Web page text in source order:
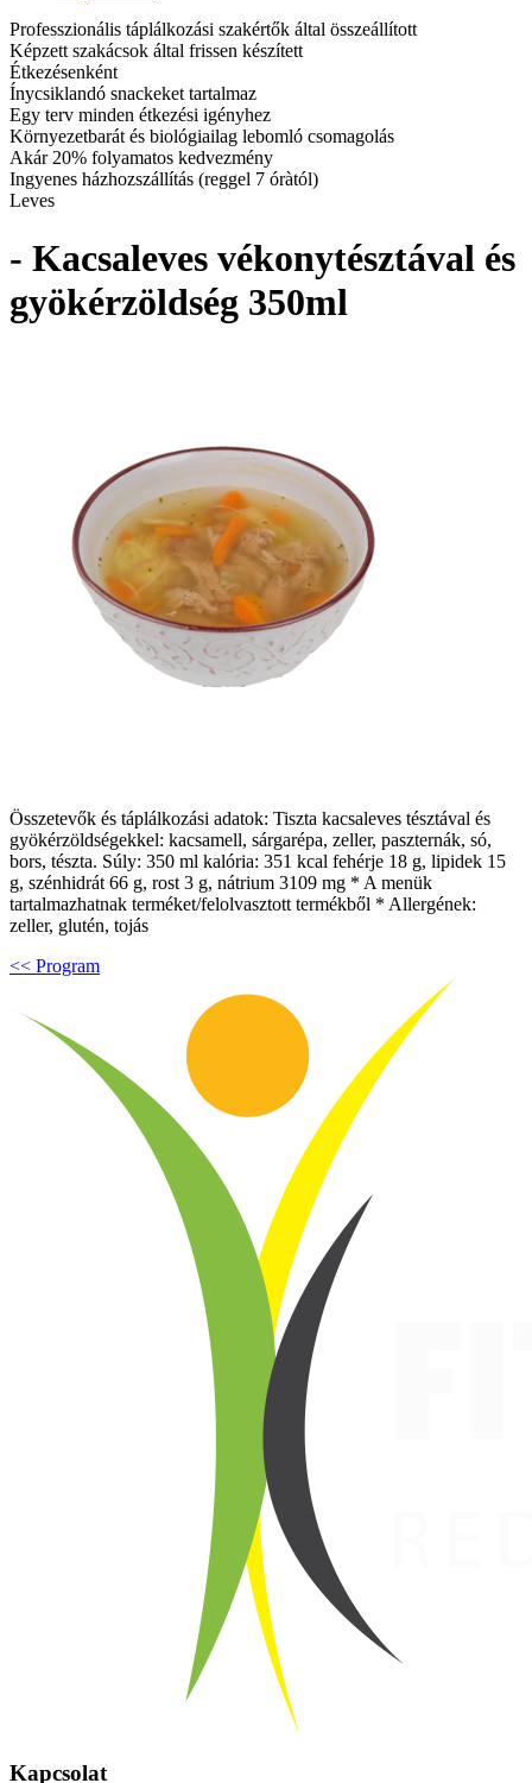
Professzionális táplálkozási szakértők által összeállított
Képzett szakácsok által frissen készített
Étkezésenként
Ínycsiklandó snackeket tartalmaz
Egy terv minden étkezési igényhez
Környezetbarát és biológiailag lebomló csomagolás
Akár 20% folyamatos kedvezmény
Ingyenes házhozszállítás (reggel 7 óràtól)
Leves
- Kacsaleves vékonytésztával és
gyökérzöldség 350ml
Összetevők és táplálkozási adatok: Tiszta kacsaleves tésztával és
gyökérzöldségekkel: kacsamell, sárgarépa, zeller, paszternák, só,
bors, tészta. Súly: 350 ml kalória: 351 kcal fehérje 18 g, lipidek 15
g, szénhidrát 66 g, rost 3 g, nátrium 3109 mg * A menük
tartalmazhatnak terméket/felolvasztott termékből * Allergének:
zeller, glutén, tojás
<< Program
Kapcsolat